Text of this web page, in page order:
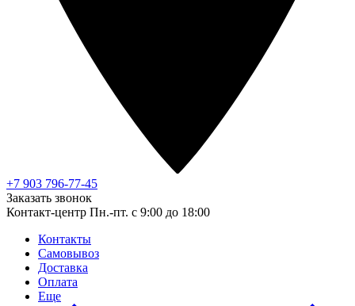
+7 903 796-77-45
Заказать звонок
Контакт-центр Пн.-пт. с 9:00 до 18:00
Контакты
Самовывоз
Доставка
Оплата
Еще